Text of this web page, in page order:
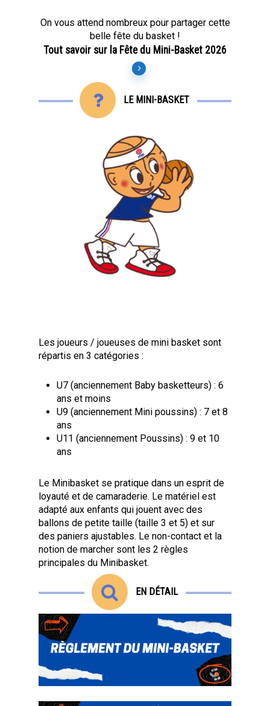
On vous attend nombreux pour partager cette
belle fête du basket !
Tout savoir sur la Fête du Mini-Basket 2026
LE MINI-BASKET
Les joueurs / joueuses de mini basket sont
répartis en 3 catégories :
U7 (anciennement Baby basketteurs) : 6
ans et moins
U9 (anciennement Mini poussins) : 7 et 8
ans
U11 (anciennement Poussins) : 9 et 10
ans
Le Minibasket se pratique dans un esprit de
loyauté et de camaraderie. Le matériel est
adapté aux enfants qui jouent avec des
ballons de petite taille (taille 3 et 5) et sur
des paniers ajustables. Le non-contact et la
notion de marcher sont les 2 règles
principales du Minibasket.
EN DÉTAIL